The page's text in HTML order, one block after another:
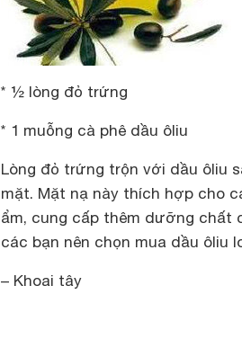
* ½ lòng đỏ trứng
* 1 muỗng cà phê dầu ôliu
Lòng đỏ trứng trộn với dầu ôliu
mặt. Mặt nạ này thích hợp cho
ẩm, cung cấp thêm dưỡng chất
các bạn nên chọn mua dầu ôliu
– Khoai tây